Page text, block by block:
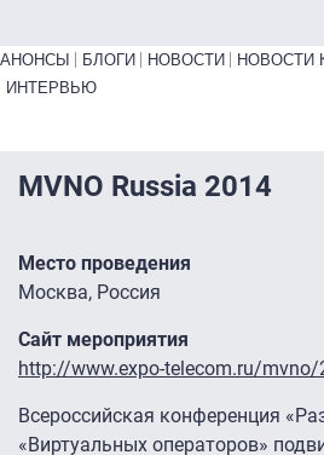
Primary links bottom
АНОНСЫ БЛОГИ НОВОСТИ НОВОСТИ
ИНТЕРВЬЮ
MVNO Russia 2014
Место проведения
Москва, Россия
Сайт мероприятия
http://www.expo-telecom.ru/
Всероссийская конференция
«Виртуальных операторов»